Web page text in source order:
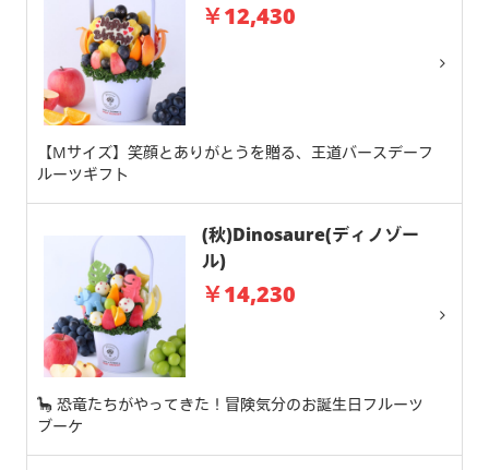
￥12,430
【Mサイズ】笑顔とありがとうを贈る、王道バースデーフ
ルーツギフト
(秋)Dinosaure(ディノゾー
ル)
￥14,230
🦕 恐竜たちがやってきた！冒険気分のお誕生日フルーツ
ブーケ